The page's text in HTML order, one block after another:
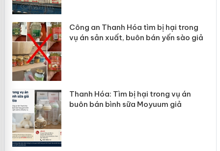
Công an Thanh Hóa tìm bị hại trong
vụ án sản xuất, buôn bán yến sào giả
Thanh Hóa: Tìm bị hại trong vụ án
buôn bán bình sữa Moyuum giả